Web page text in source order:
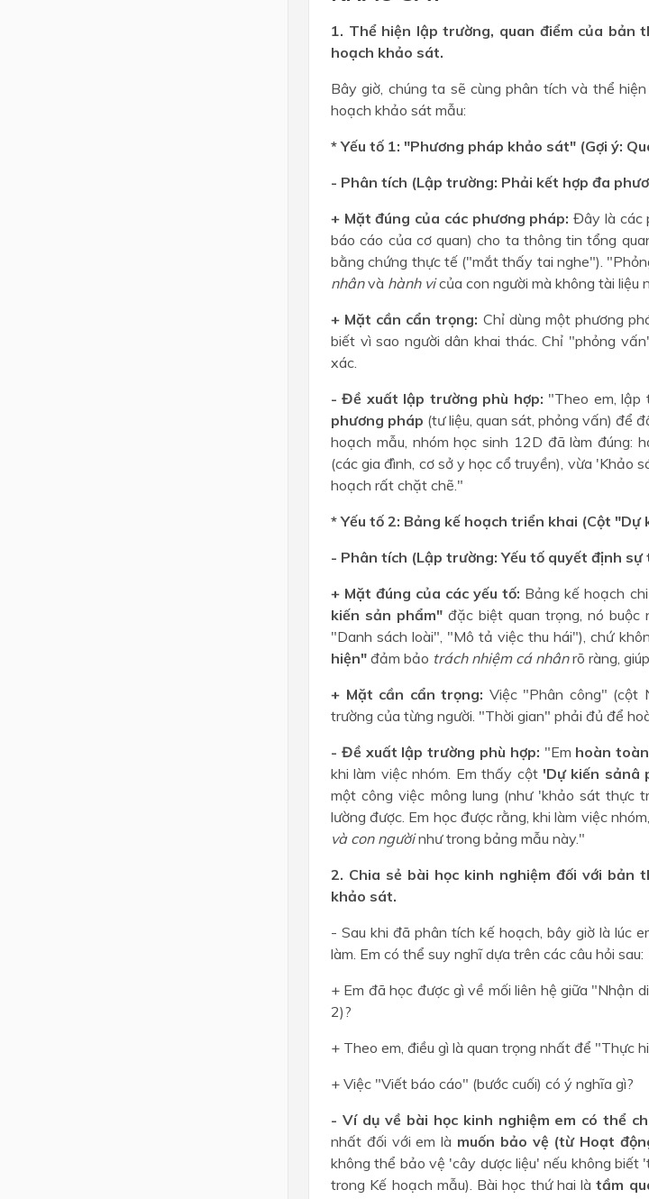
1. Thể hiện lập trường, quan điểm của bản
hoạch khảo sát.
Bây giờ, chúng ta sẽ cùng phân tích và thể
hoạch khảo sát mẫu:
* Yếu tố 1: "Phương pháp khảo sát" (Gợi ý:
- Phân tích (Lập trường: Phải kết hợp đa
+ Mặt đúng của các phương pháp: Đây là các
báo cáo của cơ quan) cho ta thông tin tổng
bằng chứng thực tế ("mắt thấy tai nghe").
nhânvà hành vicủa con người mà không tài liệu
+ Mặt cần cẩn trọng: Chỉ dùng một phương
biết vì sao người dân khai thác. Chỉ "phỏng
xác.
- Đề xuất lập trường phù hợp: "Theo em, lập
phương pháp (tư liệu, quan sát, phỏng vấn) để
hoạch mẫu, nhóm học sinh 12D đã làm đúng:
(các gia đình, cơ sở y học cổ truyền), vừa 'Khảo
hoạch rất chặt chẽ."
* Yếu tố 2: Bảng kế hoạch triển khai (Cột
- Phân tích (Lập trường: Yếu tố quyết định
+ Mặt đúng của các yếu tố: Bảng kế hoạch
kiến sản phẩm" đặc biệt quan trọng, nó buộc
"Danh sách loài", "Mô tả việc thu hái"), chứ
hiện" đảm bảo trách nhiệm cá nhânrõ ràng,
+ Mặt cần cẩn trọng: Việc "Phân công" (cột
trường của từng người. "Thời gian" phải đủ để
- Đề xuất lập trường phù hợp: "Em hoàn
khi làm việc nhóm. Em thấy cột 'Dự kiến sảnâ
một công việc mông lung (như 'khảo sát thực
lường được. Em học được rằng, khi làm việc
và con ngườinhư trong bảng mẫu này."
2. Chia sẻ bài học kinh nghiệm đối với bản
khảo sát.
- Sau khi đã phân tích kế hoạch, bây giờ là lúc
làm. Em có thể suy nghĩ dựa trên các câu hỏi sau:
+ Em đã học được gì về mối liên hệ giữa
2)?
+ Theo em, điều gì là quan trọng nhất để "Thực
+ Việc "Viết báo cáo" (bước cuối) có ý nghĩa gì?
- Ví dụ về bài học kinh nghiệm em có thể
nhất đối với em là muốn bảo vệ (từ Hoạt
không thể bảo vệ 'cây dược liệu' nếu không
trong Kế hoạch mẫu). Bài học thứ hai làtầm